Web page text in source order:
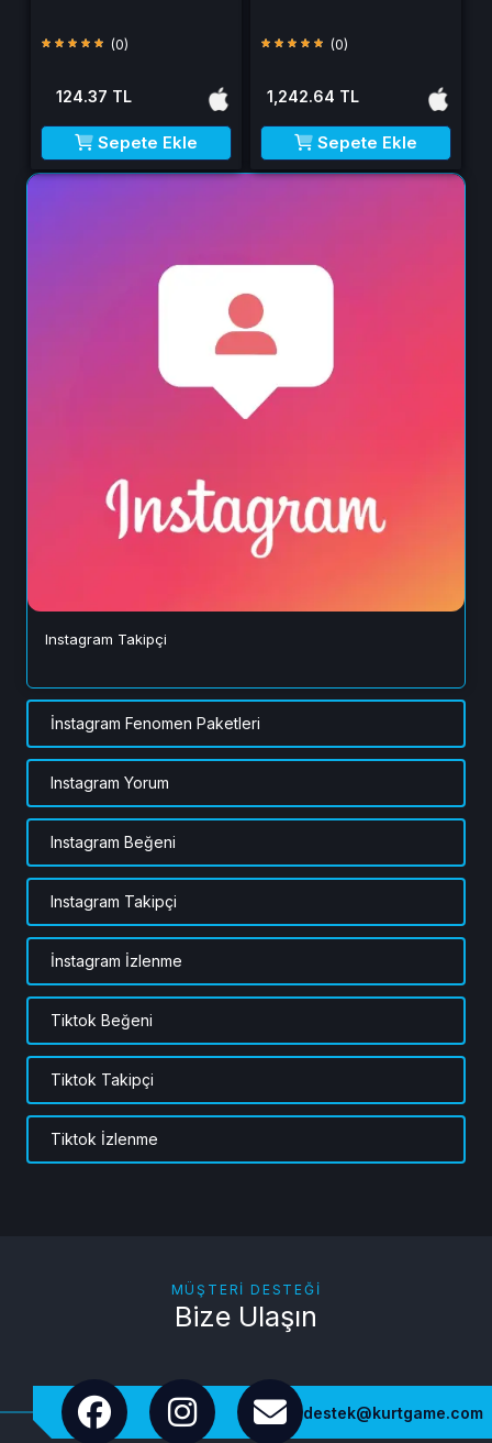
(0)
124.37 TL
Sepete Ekle
(0)
1,242.64 TL
Sepete Ekle
Instagram Takipçi
İnstagram Fenomen Paketleri
Instagram Yorum
Instagram Beğeni
Instagram Takipçi
İnstagram İzlenme
Tiktok Beğeni
Tiktok Takipçi
Tiktok İzlenme
MÜŞTERI DESTEĞI
Bize Ulaşın
destek@kurtgame.com